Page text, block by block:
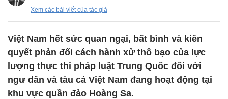
Xem các bài viết của tác giả
Việt Nam hết sức quan ngại, bất bình và kiên
quyết phản đối cách hành xử thô bạo của lực
lượng thực thi pháp luật Trung Quốc đối với
ngư dân và tàu cá Việt Nam đang hoạt động tại
khu vực quần đảo Hoàng Sa.